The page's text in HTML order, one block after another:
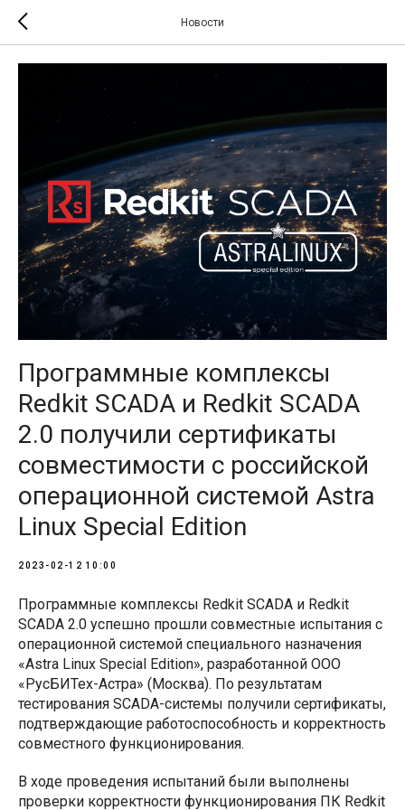
Новости
Программные комплексы
Redkit SCADA и Redkit SCADA
2.0 получили сертификаты
совместимости с российской
операционной системой Astra
Linux Special Edition
2023-02-12 10:00
Программные комплексы Redkit SCADA и Redkit
SCADA 2.0 успешно прошли совместные испытания с
операционной системой специального назначения
«Astra Linux Special Edition», разработанной ООО
«РусБИТех-Астра» (Москва). По результатам
тестирования SCADA-системы получили сертификаты,
подтверждающие работоспособность и корректность
совместного функционирования.
В ходе проведения испытаний были выполнены
проверки корректности функционирования ПК Redkit